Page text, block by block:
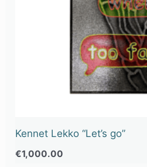
Kennet Lekko “Let’s go”
€1,000.00